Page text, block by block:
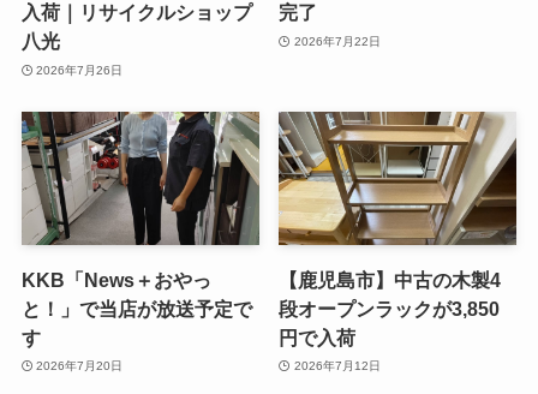
入荷｜リサイクルショップ
八光
2026年7月26日
完了
2026年7月22日
KKB「News＋おやっ
と！」で当店が放送予定で
す
2026年7月20日
【鹿児島市】中古の木製4
段オープンラックが3,850
円で入荷
2026年7月12日